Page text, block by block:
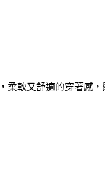
柔軟又舒適的穿著感